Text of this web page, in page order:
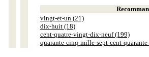
vingt-et-un (21)
dix-huit (18)
cent-quatre-vingt-dix-neuf (199)
quarante-cinq-mille-sept-cent-